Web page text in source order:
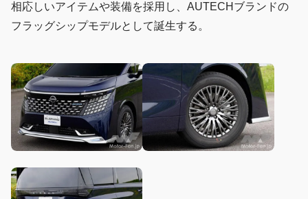
相応しいアイテムや装備を採用し、AUTECHブランドの
フラッグシップモデルとして誕生する。